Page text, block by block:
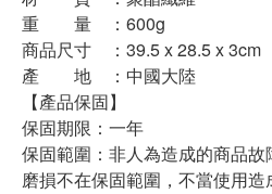
重 量 ：600g
商品尺寸 ：39.5 x 28.5 x 3cm
產 地 ：中國大陸
【產品保固】
保固期限：一年
保固範圍：非人為造成的商品
磨損不在保固範圍，不當使用造